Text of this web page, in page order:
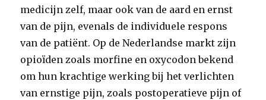
medicijn zelf, maar ook van de aard en ernst
van de pijn, evenals de individuele respons
van de patiënt. Op de Nederlandse markt zijn
opioïden zoals morfine en oxycodon bekend
om hun krachtige werking bij het verlichten
van ernstige pijn, zoals postoperatieve pijn of